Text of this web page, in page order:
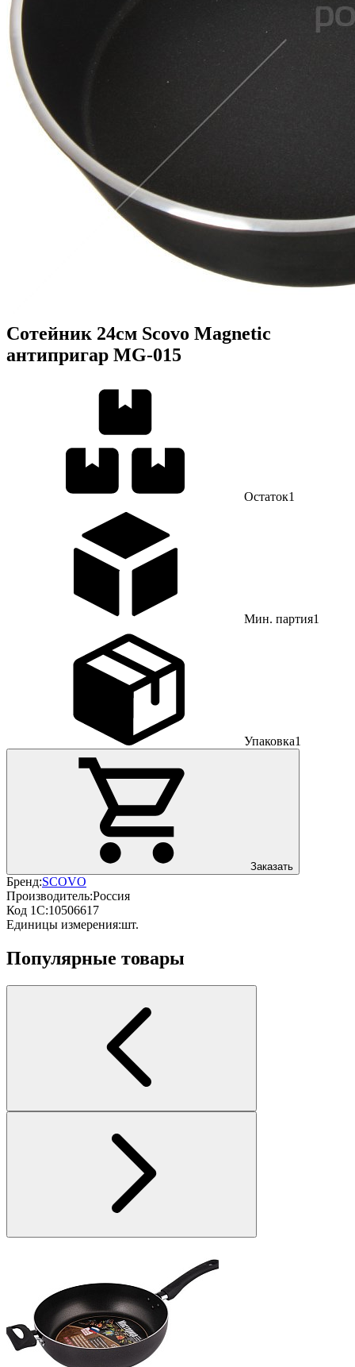
Сотейник 24см Scovo Magnetic
антипригар MG-015
Остаток1
Мин. партия1
Упаковка1
Заказать
Бренд:SCOVO
Производитель:Россия
Код 1С:10506617
Единицы измерения:шт.
Популярные товары